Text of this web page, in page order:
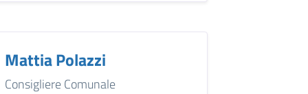
Mattia Polazzi
Consigliere Comunale